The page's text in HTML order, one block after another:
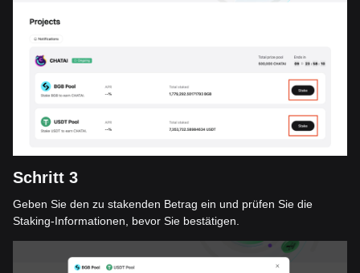
Schritt 3
Geben Sie den zu stakenden Betrag ein und prüfen Sie die
Staking-Informationen, bevor Sie bestätigen.